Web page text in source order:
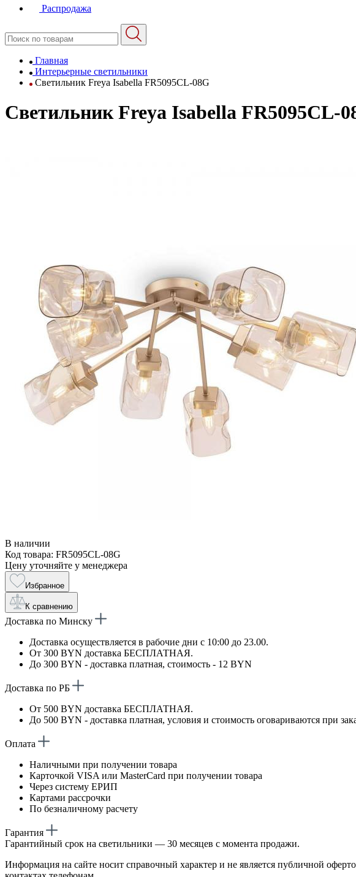
Распродажа
Главная
Интерьерные светильники
Светильник Freya Isabella FR5095CL-08G
Светильник Freya Isabella FR5095CL-
В наличии
Код товара: FR5095CL-08G
Цену уточняйте у менеджера
Избранное
К сравнению
Доставка по Минску
Доставка осуществляется в рабочие дни с 10:00 до 23.00.
От 300 BYN доставка БЕСПЛАТНАЯ.
До 300 BYN - доставка платная, стоимость - 12 BYN
Доставка по РБ
От 500 BYN доставка БЕСПЛАТНАЯ.
До 500 BYN - доставка платная, условия и стоимость оговариваются при
Оплата
Наличными при получении товара
Карточкой VISA или MasterCard при получении товара
Через систему ЕРИП
Картами рассрочки
По безналичному расчету
Гарантия
Гарантийный срок на светильники — 30 месяцев с момента продажи.
Информация на сайте носит справочный характер и не является публичной